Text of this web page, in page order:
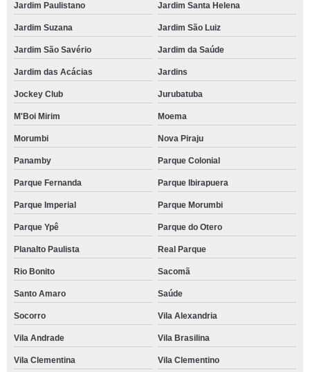
Jardim Paulistano Jardim Santa Helena
Jardim Suzana Jardim São Luiz
Jardim São Savério Jardim da Saúde
Jardim das Acácias Jardins
Jockey Club Jurubatuba
M'Boi Mirim Moema
Morumbi Nova Piraju
Panamby Parque Colonial
Parque Fernanda Parque Ibirapuera
Parque Imperial Parque Morumbi
Parque Ypê Parque do Otero
Planalto Paulista Real Parque
Rio Bonito Sacomã
Santo Amaro Saúde
Socorro Vila Alexandria
Vila Andrade Vila Brasilina
Vila Clementina Vila Clementino